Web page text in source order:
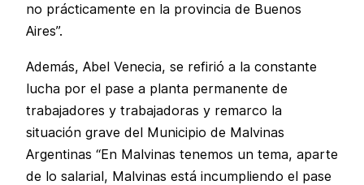
no prácticamente en la provincia de Buenos
Aires”.
Además, Abel Venecia, se refirió a la constante
lucha por el pase a planta permanente de
trabajadores y trabajadoras y remarco la
situación grave del Municipio de Malvinas
Argentinas “En Malvinas tenemos un tema, aparte
de lo salarial, Malvinas está incumpliendo el pase